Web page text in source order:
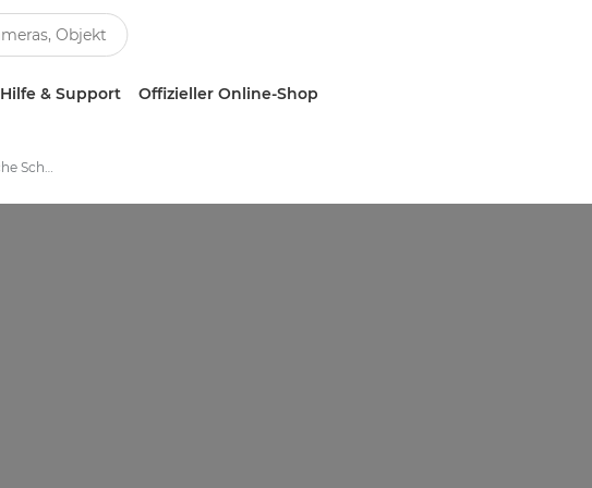
Hilfe & Support Offizieller Online-Shop
Lösungen für dynamische Schilder und Posterdrucke